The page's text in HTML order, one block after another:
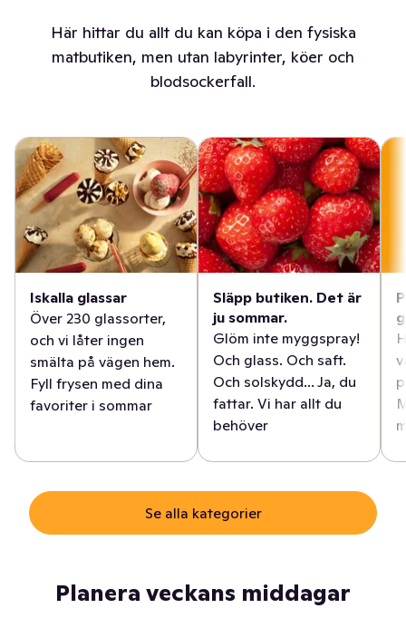
Här hittar du allt du kan köpa i den fysiska
matbutiken, men utan labyrinter, köer och
blodsockerfall.
Iskalla glassar
Över 230 glassorter,
och vi låter ingen
smälta på vägen hem.
Fyll frysen med dina
favoriter i sommar
Släpp butiken. Det är
ju sommar.
Glöm inte myggspray!
Och glass. Och saft.
Och solskydd... Ja, du
fattar. Vi har allt du
behöver
Se alla kategorier
Planera veckans middagar